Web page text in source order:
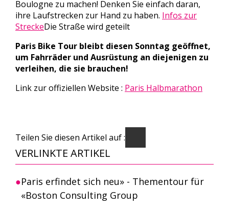
Boulogne zu machen! Denken Sie einfach daran,
ihre Laufstrecken zur Hand zu haben. Infos zur
StreckeDie Straße wird geteilt
Paris Bike Tour bleibt diesen Sonntag geöffnet,
um Fahrräder und Ausrüstung an diejenigen zu
verleihen, die sie brauchen!
Link zur offiziellen Website : Paris Halbmarathon
Teilen Sie diesen Artikel auf :
VERLINKTE ARTIKEL
Paris erfindet sich neu» - Thementour für
«Boston Consulting Group